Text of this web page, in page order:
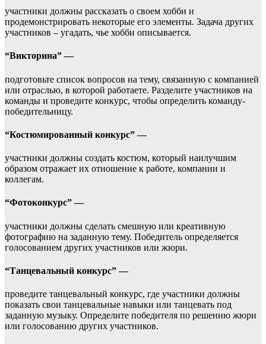
участники должны рассказать о своем хобби и
продемонстрировать некоторые его элементы. Задача других
участников – угадать, чье хобби описывается.
“Викторина” —
подготовьте список вопросов на тему, связанную с компанией
или отраслью, в которой работаете. Разделите участников на
команды и проведите конкурс, чтобы определить команду-
победительницу.
“Костюмированный конкурс” —
участники должны создать костюм, который наилучшим
образом отражает их отношение к работе, компании и
коллегам.
“Фотоконкурс” —
участники должны сделать смешную или креативную
фотографию на заданную тему. Победитель определяется
голосованием других участников или жюри.
“Танцевальный конкурс” —
проведите танцевальный конкурс, где участники должны
показать свои танцевальные навыки или танцевать под
заданную музыку. Определите победителя по решению жюри
или голосованию других участников.